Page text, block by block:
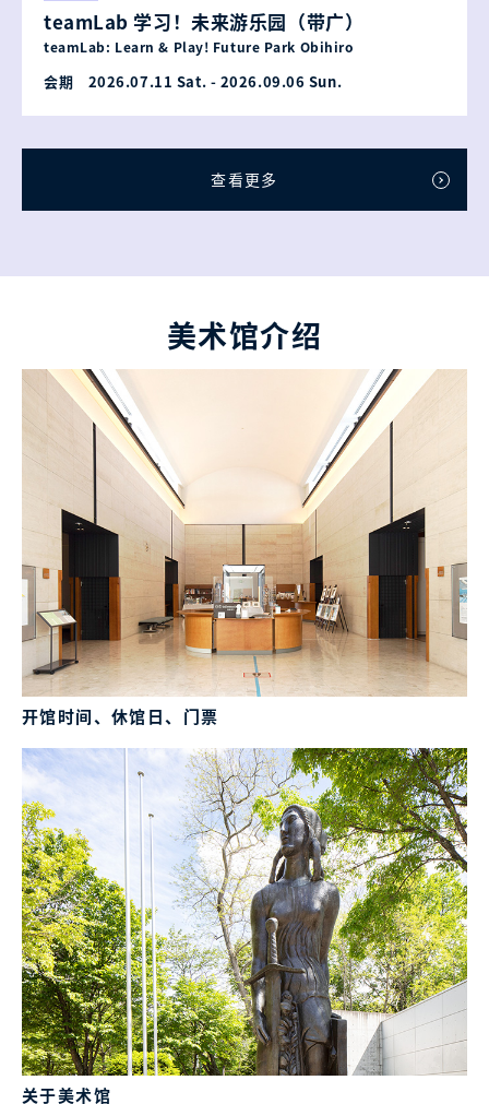
teamLab 学习！未来游乐园（带广）
teamLab: Learn & Play! Future Park Obihiro
会期 2026.07.11 Sat. - 2026.09.06 Sun.
查看更多
美术馆介绍
开馆时间、休馆日、门票
关于美术馆